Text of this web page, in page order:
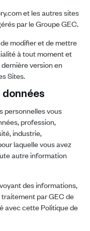
et les autres sites
par le Groupe GEC.
modifier et de mettre
à tout moment et
version en
Sites.
personnelles vous
profession,
industrie,
laquelle vous avez
autre information
des informations,
par GEC de
avec cette Politique de